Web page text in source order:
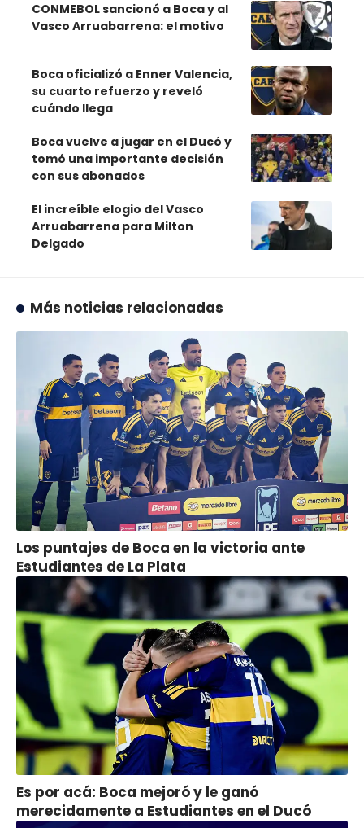
CONMEBOL sancionó a Boca y al
Vasco Arruabarrena: el motivo
Boca oficializó a Enner Valencia,
su cuarto refuerzo y reveló
cuándo llega
Boca vuelve a jugar en el Ducó y
tomó una importante decisión
con sus abonados
El increíble elogio del Vasco
Arruabarrena para Milton
Delgado
Más noticias relacionadas
Los puntajes de Boca en la victoria ante
Estudiantes de La Plata
Es por acá: Boca mejoró y le ganó
merecidamente a Estudiantes en el Ducó